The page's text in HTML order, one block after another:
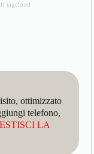
tagcloud
ottimizzato
telefono,
LA